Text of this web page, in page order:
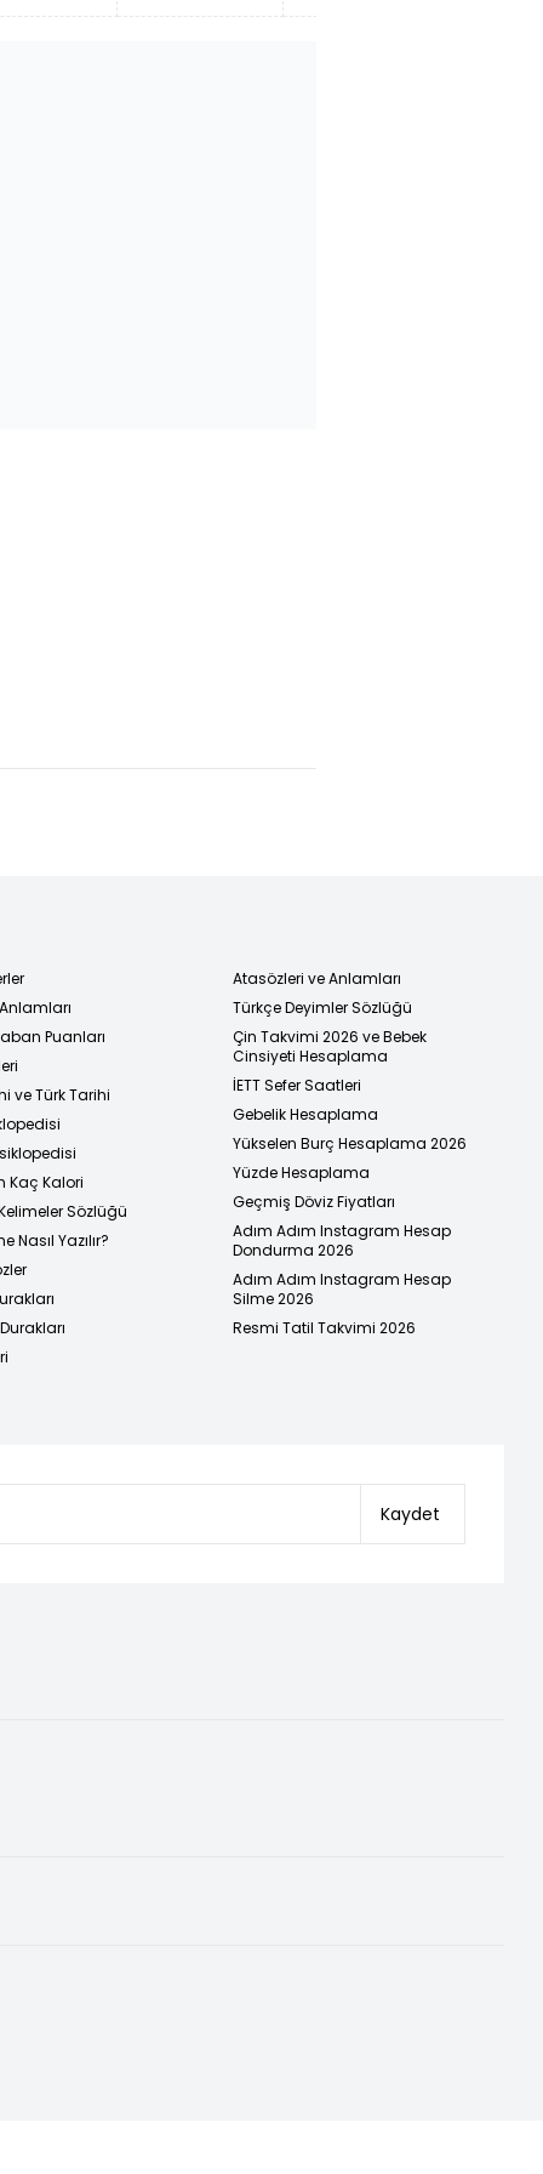
Puanları
ve Türk Tarihi
Kaç Kalori
Sözlüğü
Nasıl Yazılır?
Atasözleri ve Anlamları
Türkçe Deyimler Sözlüğü
Çin Takvimi 2026 ve Bebek
Cinsiyeti Hesaplama
İETT Sefer Saatleri
Gebelik Hesaplama
Yükselen Burç Hesaplama 2026
Yüzde Hesaplama
Geçmiş Döviz Fiyatları
Adım Adım Instagram Hesap
Dondurma 2026
Adım Adım Instagram Hesap
Silme 2026
Resmi Tatil Takvimi 2026
Kaydet